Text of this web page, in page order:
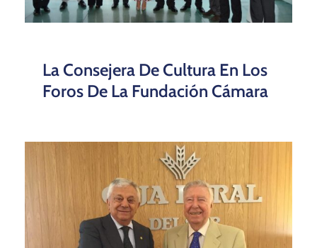
La Consejera De Cultura En Los
Foros De La Fundación Cámara